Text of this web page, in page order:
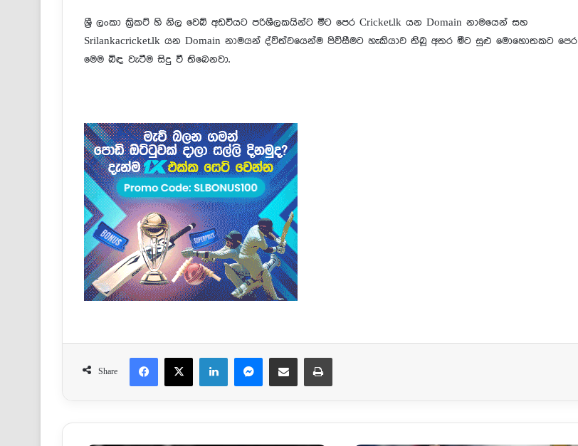
ශ්‍රී ලංකා ක්‍රිකට් හි නිල වෙබ් අඩවියට පරිශීලකයින්ට මීට පෙර Cricket.lk යන Domain නාමයෙන් සහ
Srilankacricket.lk යන Domain නාමයන් ද්විත්වයෙන්ම පිවිසීමට හැකියාව තිබූ අතර මීට සුළු මොහොතකට පෙර
මෙම බිඳ වැටීම සිදු වී තිබෙනවා.
Share